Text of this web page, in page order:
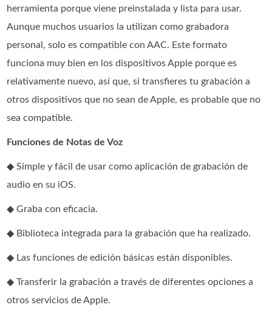
herramienta porque viene preinstalada y lista para usar.
Aunque muchos usuarios la utilizan como grabadora
personal, solo es compatible con AAC. Este formato
funciona muy bien en los dispositivos Apple porque es
relativamente nuevo, así que, si transfieres tu grabación a
otros dispositivos que no sean de Apple, es probable que no
sea compatible.
Funciones de Notas de Voz
◆ Simple y fácil de usar como aplicación de grabación de
audio en su iOS.
◆ Graba con eficacia.
◆ Biblioteca integrada para la grabación que ha realizado.
◆ Las funciones de edición básicas están disponibles.
◆ Transferir la grabación a través de diferentes opciones a
otros servicios de Apple.